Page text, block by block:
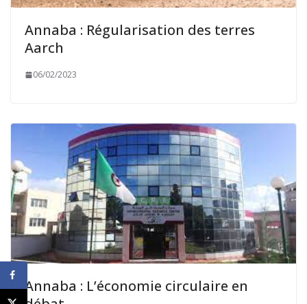
Annaba : Régularisation des terres
Aarch
06/02/2023
Annaba : L’économie circulaire en